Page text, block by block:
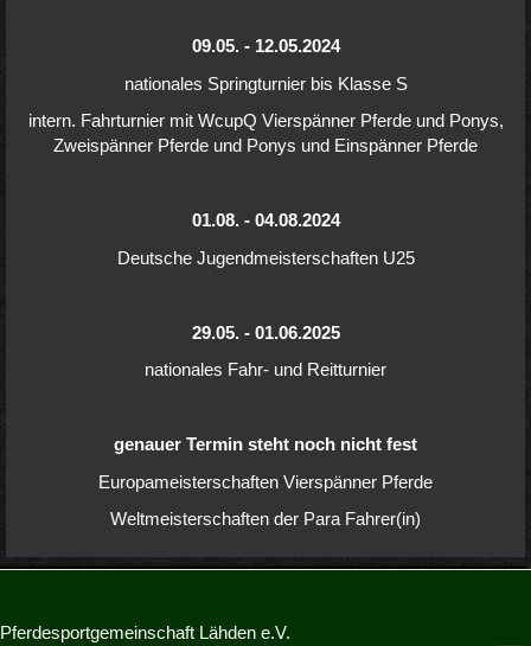
09.05. - 12.05.2024
nationales Springturnier bis Klasse S
intern. Fahrturnier mit WcupQ Vierspänner Pferde und Ponys,
Zweispänner Pferde und Ponys und Einspänner Pferde
01.08. - 04.08.2024
Deutsche Jugendmeisterschaften U25
29.05. - 01.06.2025
nationales Fahr- und Reitturnier
genauer Termin steht noch nicht fest
Europameisterschaften Vierspänner Pferde
Weltmeisterschaften der Para Fahrer(in)
Pferdesportgemeinschaft Lähden e.V.